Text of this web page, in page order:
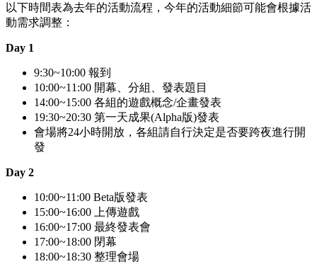
以下時間表為去年的活動流程，今年的活動細節可能會根據活
動需求調整：
Day 1
9:30~10:00 報到
10:00~11:00 開幕、分組、發表題目
14:00~15:00 各組的遊戲概念/企畫發表
19:30~20:30 第一天成果(Alpha版)發表
會場將24小時開放，各組請自行決定是否要跨夜進行開
發
Day 2
10:00~11:00 Beta版發表
15:00~16:00 上傳遊戲
16:00~17:00 最終發表會
17:00~18:00 閉幕
18:00~18:30 整理會場